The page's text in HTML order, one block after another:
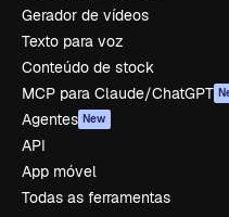
Gerador de vídeos
Texto para voz
Conteúdo de stock
MCP para Claude/ChatGPT
Agentes New
API
App móvel
Todas as ferramentas